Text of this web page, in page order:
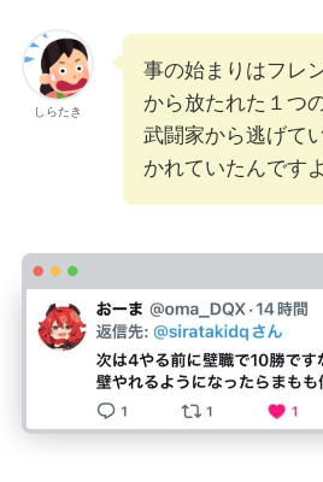
しらたき
事の始まりはフレ
から放たれた１つ
武闘家から逃げて
かれていたんです